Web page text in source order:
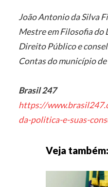
João Antonio da Silva
Mestre em Filosofia
Direito Público e
Contas do município de
Brasil 247
https://
da-politica-e-suas-
Veja também: